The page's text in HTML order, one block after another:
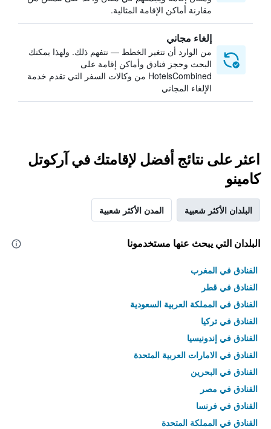
مقارنة أماكن الإقامة المثالية.
إلغاء مجاني
من الوارد أن تتغير الخطط — نتفهم ذلك. ولهذا يمكنك
البحث وحجز فنادق وأماكن إقامة على
HotelsCombined من وكالات السفر التي تقدم خدمة
الإلغاء المجاني
اعثر على نتائج أفضل لإقامتك في آركوتل
كامينو
البلدان الأكثر شعبية المدن الأكثر شعبية
البلدان التي يبحث عنها مستخدمونا
الفنادق في المغرب
الفنادق في قطر
الفنادق في المملكة العربية السعودية
الفنادق في تركيا
الفنادق في إندونيسيا
الفنادق في الامارات العربية المتحدة
الفنادق في البحرين
الفنادق في مصر
الفنادق في فرنسا
الفنادق في المملكة المتحدة